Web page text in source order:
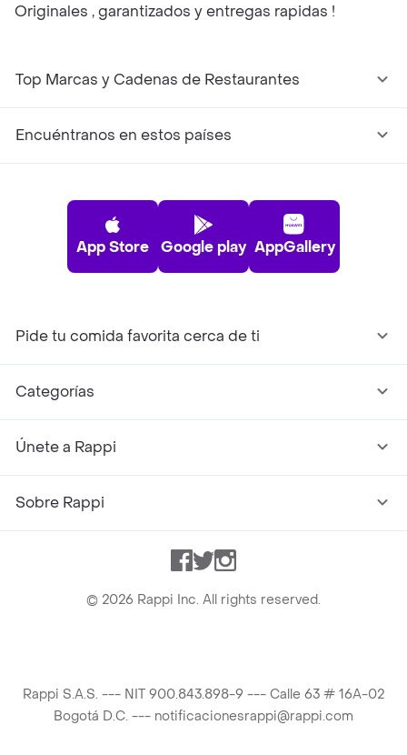
Originales , garantizados y entregas rapidas !
Top Marcas y Cadenas de Restaurantes
Encuéntranos en estos países
App Store Google play AppGallery
Pide tu comida favorita cerca de ti
Categorías
Únete a Rappi
Sobre Rappi
Facebook
TwitterInstagram
© 2026 Rappi Inc. All rights reserved.
Rappi S.A.S. --- NIT 900.843.898-9 --- Calle 63 # 16A-02
Bogotá D.C. --- notificacionesrappi@rappi.com